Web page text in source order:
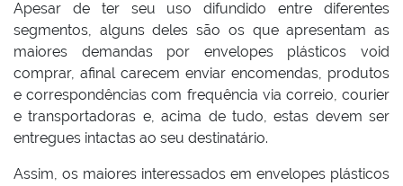
Apesar de ter seu uso difundido entre diferentes
segmentos, alguns deles são os que apresentam as
maiores demandas por envelopes plásticos void
comprar, afinal carecem enviar encomendas, produtos
e correspondências com frequência via correio, courier
e transportadoras e, acima de tudo, estas devem ser
entregues intactas ao seu destinatário.
Assim, os maiores interessados em envelopes plásticos